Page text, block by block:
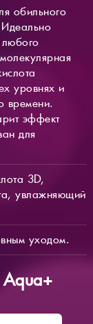
обильного
уровнях и
времени.
эффект
для
3D,
увлажняющий
уходом.
Aqua+